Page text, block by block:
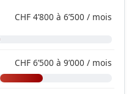
CHF 4’800 à 6’500 / mois
CHF 6’500 à 9’000 / mois